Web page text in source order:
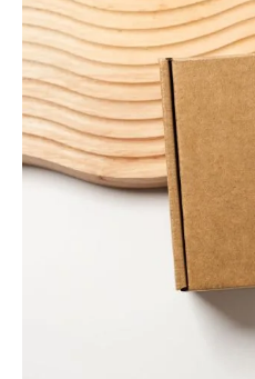
En stock
Envase Sándwich Kraft